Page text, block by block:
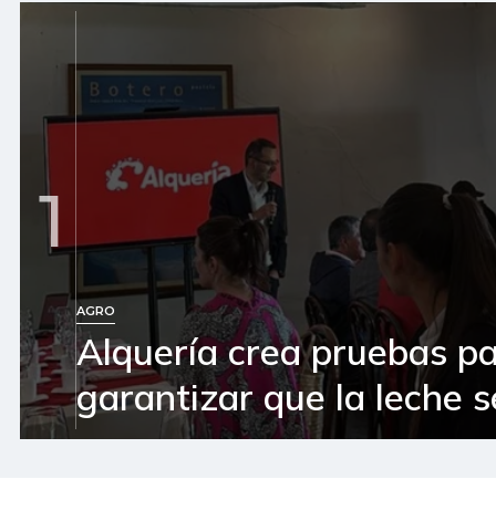
1
AGRO
Alquería crea pruebas
garantizar que la leche